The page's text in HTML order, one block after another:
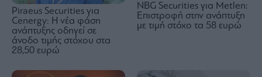
Piraeus Securities για
Cenergy: Η νέα φάση
ανάπτυξης οδηγεί σε
άνοδο τιμής στόχου στα
28,50 ευρώ
NBG Securities για Metlen:
Επιστροφή στην ανάπτυξη
με τιμή στόχο τα 58 ευρώ